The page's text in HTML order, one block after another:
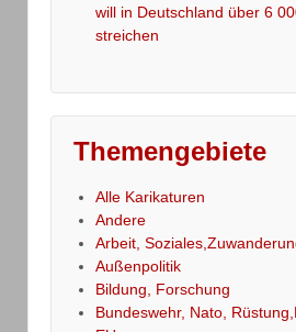
will in Deutschland über 6
streichen
Themengebiete
Alle Karikaturen
Andere
Arbeit,
Außenpolitik
Bildung, Forschung
Bundeswehr, Nato,